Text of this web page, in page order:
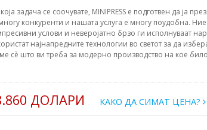
задача се соочувате, MINIPRESS е подготвен да ја
конкуренти и нашата услуга е многу поудобна.
услови и неверојатно брзо ги исполнуваат
најнапредните технологии во светот за да
сè што ви треба за модерно производство на кое
ДОЛАРИ КАКО ДА СИМАТ ЦЕНА?